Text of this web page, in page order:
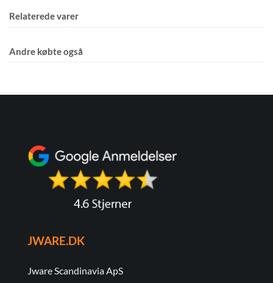
Relaterede varer
Andre købte også
JWARE.DK
Jware Scandinavia ApS